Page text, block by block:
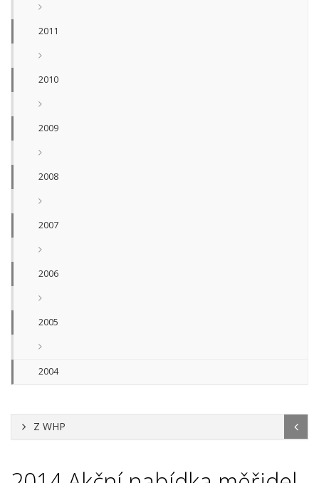
2011
2010
2009
2008
2007
2006
2005
2004
Z WHP